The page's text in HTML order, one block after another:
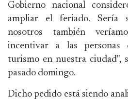
Gobierno nacional
ampliar el feriado. Sería
nosotros también
incentivar a las personas
turismo en nuestra ciudad",
pasado domingo.
Dicho pedido está siendo